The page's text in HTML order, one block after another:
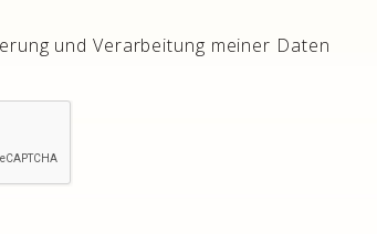
und Verarbeitung meiner Daten